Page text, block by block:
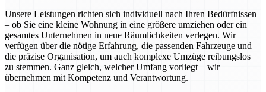
Unsere Leistungen richten sich individuell nach Ihren Bedürfnissen
– ob Sie eine kleine Wohnung in eine größere umziehen oder ein
gesamtes Unternehmen in neue Räumlichkeiten verlegen. Wir
verfügen über die nötige Erfahrung, die passenden Fahrzeuge und
die präzise Organisation, um auch komplexe Umzüge reibungslos
zu stemmen. Ganz gleich, welcher Umfang vorliegt – wir
übernehmen mit Kompetenz und Verantwortung.